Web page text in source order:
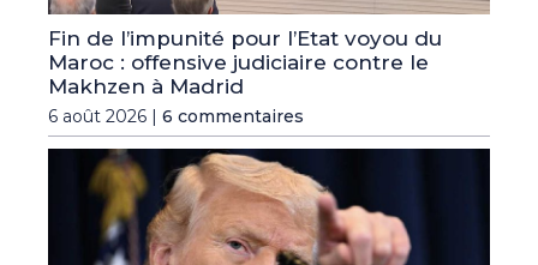
Fin de l’impunité pour l’Etat voyou du
Maroc : offensive judiciaire contre le
Makhzen à Madrid
6 août 2026 | 6 commentaires